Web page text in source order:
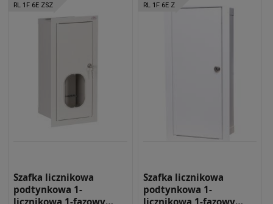
RL 1F 6E ZSZ
Szafka licznikowa
podtynkowa 1-
licznikowa 1-fazowy
RL 1F 6E Z
Szafka licznikowa
podtynkowa 1-
licznikowa 1-fazowy